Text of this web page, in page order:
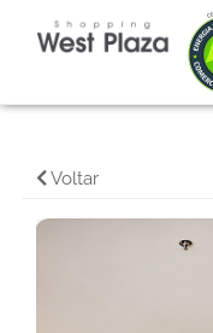
Voltar